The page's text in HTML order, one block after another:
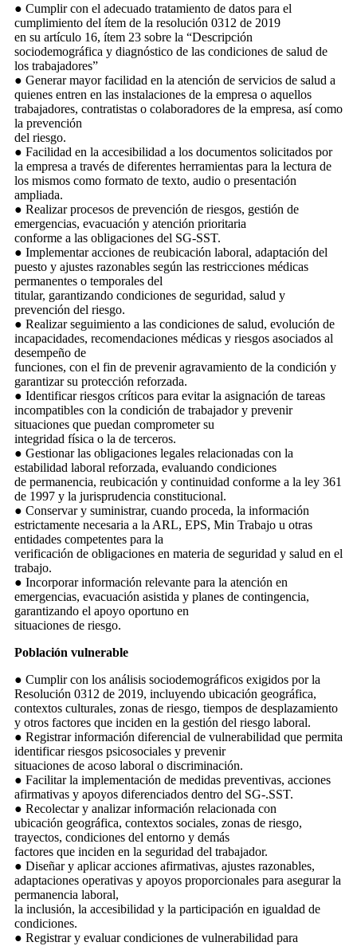
● Cumplir con el adecuado tratamiento de datos para el
cumplimiento del ítem de la resolución 0312 de 2019
en su artículo 16, ítem 23 sobre la “Descripción
sociodemográfica y diagnóstico de las condiciones de salud de
los trabajadores”
● Generar mayor facilidad en la atención de servicios de salud a
quienes entren en las instalaciones de la empresa o aquellos
trabajadores, contratistas o colaboradores de la empresa, así como
la prevención
del riesgo.
● Facilidad en la accesibilidad a los documentos solicitados por
la empresa a través de diferentes herramientas para la lectura de
los mismos como formato de texto, audio o presentación
ampliada.
● Realizar procesos de prevención de riesgos, gestión de
emergencias, evacuación y atención prioritaria
conforme a las obligaciones del SG-SST.
● Implementar acciones de reubicación laboral, adaptación del
puesto y ajustes razonables según las restricciones médicas
permanentes o temporales del
titular, garantizando condiciones de seguridad, salud y
prevención del riesgo.
● Realizar seguimiento a las condiciones de salud, evolución de
incapacidades, recomendaciones médicas y riesgos asociados al
desempeño de
funciones, con el fin de prevenir agravamiento de la condición y
garantizar su protección reforzada.
● Identificar riesgos críticos para evitar la asignación de tareas
incompatibles con la condición de trabajador y prevenir
situaciones que puedan comprometer su
integridad física o la de terceros.
● Gestionar las obligaciones legales relacionadas con la
estabilidad laboral reforzada, evaluando condiciones
de permanencia, reubicación y continuidad conforme a la ley 361
de 1997 y la jurisprudencia constitucional.
● Conservar y suministrar, cuando proceda, la información
estrictamente necesaria a la ARL, EPS, Min Trabajo u otras
entidades competentes para la
verificación de obligaciones en materia de seguridad y salud en el
trabajo.
● Incorporar información relevante para la atención en
emergencias, evacuación asistida y planes de contingencia,
garantizando el apoyo oportuno en
situaciones de riesgo.
Población vulnerable
● Cumplir con los análisis sociodemográficos exigidos por la
Resolución 0312 de 2019, incluyendo ubicación geográfica,
contextos culturales, zonas de riesgo, tiempos de desplazamiento
y otros factores que inciden en la gestión del riesgo laboral.
● Registrar información diferencial de vulnerabilidad que permita
identificar riesgos psicosociales y prevenir
situaciones de acoso laboral o discriminación.
● Facilitar la implementación de medidas preventivas, acciones
afirmativas y apoyos diferenciados dentro del SG-.SST.
● Recolectar y analizar información relacionada con
ubicación geográfica, contextos sociales, zonas de riesgo,
trayectos, condiciones del entorno y demás
factores que inciden en la seguridad del trabajador.
● Diseñar y aplicar acciones afirmativas, ajustes razonables,
adaptaciones operativas y apoyos proporcionales para asegurar la
permanencia laboral,
la inclusión, la accesibilidad y la participación en igualdad de
condiciones.
● Registrar y evaluar condiciones de vulnerabilidad para